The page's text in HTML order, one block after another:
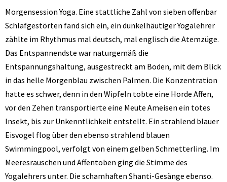
Morgensession Yoga. Eine stattliche Zahl von sieben offenbar
Schlafgestörten fand sich ein, ein dunkelhäutiger Yogalehrer
zählte im Rhythmus mal deutsch, mal englisch die Atemzüge.
Das Entspannendste war naturgemäß die
Entspannungshaltung, ausgestreckt am Boden, mit dem Blick
in das helle Morgenblau zwischen Palmen. Die Konzentration
hatte es schwer, denn in den Wipfeln tobte eine Horde Affen,
vor den Zehen transportierte eine Meute Ameisen ein totes
Insekt, bis zur Unkenntlichkeit entstellt. Ein strahlend blauer
Eisvogel flog über den ebenso strahlend blauen
Swimmingpool, verfolgt von einem gelben Schmetterling. Im
Meeresrauschen und Affentoben ging die Stimme des
Yogalehrers unter. Die schamhaften Shanti-Gesänge ebenso.